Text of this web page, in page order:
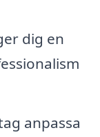
dig en
anpassa